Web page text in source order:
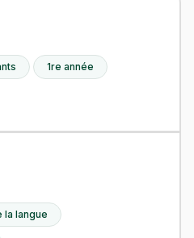
1re année
la langue